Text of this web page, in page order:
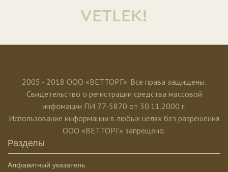
VETLEK!
2005 - 2018 ООО «ВЕТТОРГ». Все права защищены.
Свидетельство о регистрации средства массовой
инфомации ПИ 77-5870 от 30.11.2000 г.
Использование информации в любых целях без разрешения
ООО «ВЕТТОРГ» запрещено.
Разделы
Алфавитный указатель